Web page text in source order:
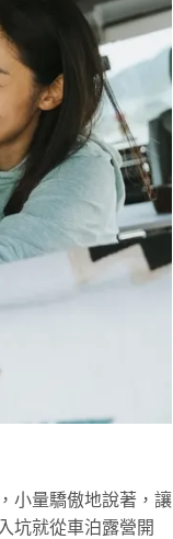
小量驕傲地說著，讓
坑就從車泊露營開